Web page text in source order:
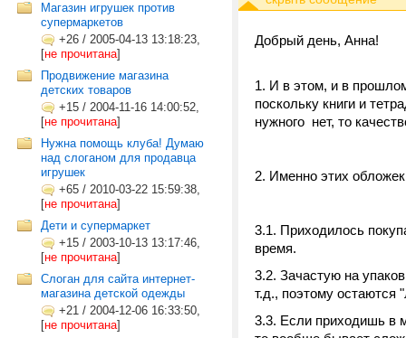
Магазин игрушек против
супермаркетов
+26 / 2005-04-13 13:18:23,
[не прочитана]
Продвижение магазина
детских товаров
+15 / 2004-11-16 14:00:52,
[не прочитана]
Нужна помощь клуба! Думаю
над слоганом для продавца
игрушек
+65 / 2010-03-22 15:59:38,
[не прочитана]
Дети и супермаркет
+15 / 2003-10-13 13:17:46,
[не прочитана]
Слоган для сайта интернет-
магазина детской одежды
+21 / 2004-12-06 16:33:50,
[не прочитана]
Добрый день, Анна!
1. И в этом, и в
поскольку книги и
нужного нет, то
2. Именно этих
3.1. Приходилось
время.
3.2. Зачастую на
т.д., поэтому остаются
3.3. Если приходишь в